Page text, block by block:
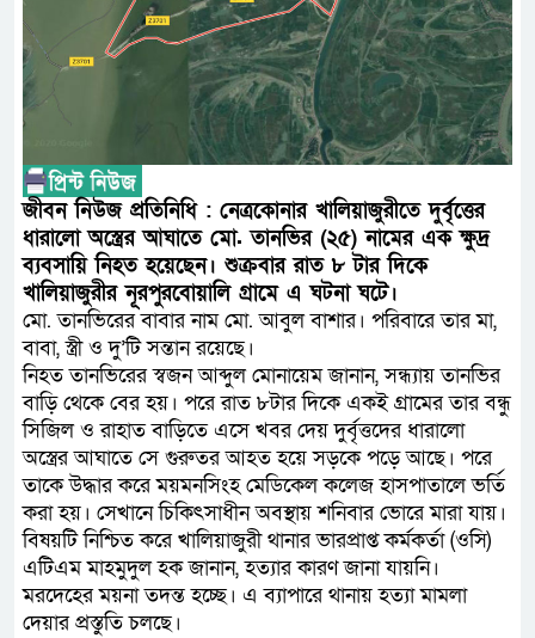
ফ্যাসিবাদবিরোধী আন্দোলনে
নিরপেক্ষ ও বিশ্বাসযোগ্য : প্রধানমন্ত্রী
বাগেরহাট মেডিকেল
জুলাই স্মৃতি জাদুঘরের দুয়ার
ফিলিপাইনের দক্ষিণ উপকূলে
জীবন নিউজ প্রতিনিধি : নেত্রকোনার খালিয়াজুরীতে দুর্বৃত্তের
ধারালো অস্ত্রের আঘাতে মো. তানভির (২৫) নামের এক ক্ষুদ্র
ব্যবসায়ি নিহত হয়েছেন। শুক্রবার রাত ৮ টার দিকে
খালিয়াজুরীর নূরপুরবোয়ালি গ্রামে এ ঘটনা ঘটে।
মো. তানভিরের বাবার নাম মো. আবুল বাশার। পরিবারে তার মা,
বাবা, স্ত্রী ও দু’টি সন্তান রয়েছে।
নিহত তানভিরের স্বজন আব্দুল মোনায়েম জানান, সন্ধ্যায় তানভির
বাড়ি থেকে বের হয়। পরে রাত ৮টার দিকে একই গ্রামের তার বন্ধু
সিজিল ও রাহাত বাড়িতে এসে খবর দেয় দুর্বৃত্তদের ধারালো
অস্ত্রের আঘাতে সে গুরুতর আহত হয়ে সড়কে পড়ে আছে। পরে
তাকে উদ্ধার করে ময়মনসিংহ মেডিকেল কলেজ হাসপাতালে ভর্তি
করা হয়। সেখানে চিকিৎসাধীন অবস্থায় শনিবার ভোরে মারা যায়।
বিষয়টি নিশ্চিত করে খালিয়াজুরী থানার ভারপ্রাপ্ত কর্মকর্তা (ওসি)
এটিএম মাহমুদুল হক জানান, হত্যার কারণ জানা যায়নি।
মরদেহের ময়না তদন্ত হচ্ছে। এ ব্যাপারে থানায় হত্যা মামলা
দেয়ার প্রস্তুতি চলছে।